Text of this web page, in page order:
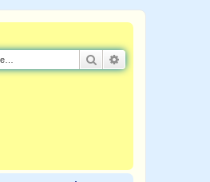
Rechercher